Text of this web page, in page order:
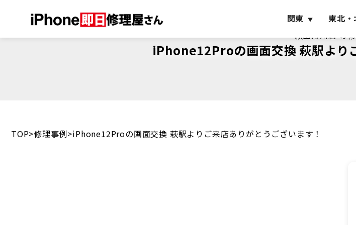
関東 東北
萩田万川店 の
iPhone12Proの画面交換 萩駅より
TOP 修理事例 iPhone12Proの画面交換 萩駅よりご来店ありがとうございます！